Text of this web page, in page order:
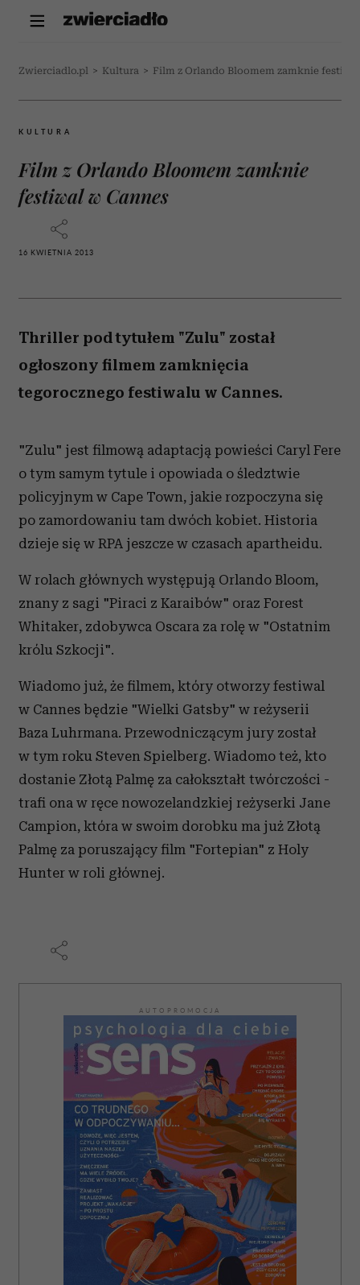
Zwierciadlo.pl > Kultura > Film z Orlando Bloomem zamknie
KULTURA
Film z Orlando Bloomem zamknie
festiwal w Cannes
16 KWIETNIA 2013
Thriller pod tytułem "Zulu" został
ogłoszony filmem zamknięcia
tegorocznego festiwalu w Cannes.
"Zulu" jest filmową adaptacją powieści Caryl Fere
o tym samym tytule i opowiada o śledztwie
policyjnym w Cape Town, jakie rozpoczyna się
po zamordowaniu tam dwóch kobiet. Historia
dzieje się w RPA jeszcze w czasach apartheidu.
W rolach głównych występują Orlando Bloom,
znany z sagi "Piraci z Karaibów" oraz Forest
Whitaker, zdobywca Oscara za rolę w "Ostatnim
królu Szkocji".
Wiadomo już, że filmem, który otworzy festiwal
w Cannes będzie "Wielki Gatsby" w reżyserii
Baza Luhrmana. Przewodniczącym jury został
w tym roku Steven Spielberg. Wiadomo też, kto
dostanie Złotą Palmę za całokształt twórczości -
trafi ona w ręce nowozelandzkiej reżyserki Jane
Campion, która w swoim dorobku ma już Złotą
Palmę za poruszający film "Fortepian" z Holy
Hunter w roli głównej.
AUTOPROMOCJA